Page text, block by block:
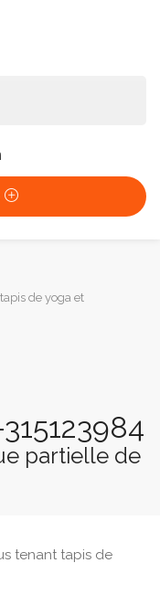
de yoga et
partielle de